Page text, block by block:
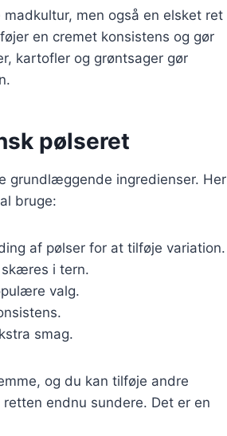
men også en elsket ret
en cremet konsistens og gør
kartofler og grøntsager gør
pølseret
grundlæggende ingredienser. Her
bruge:
af pølser for at tilføje variation.
skæres i tern.
valg.
smag.
og du kan tilføje andre
endnu sundere. Det er en